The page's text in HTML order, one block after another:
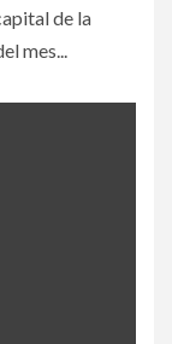
de la
mes...